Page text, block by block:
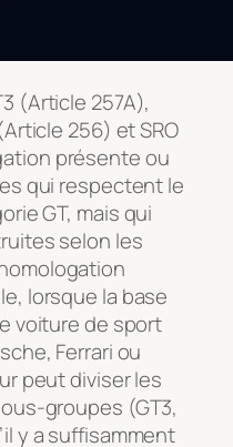
(Article 257A),
256) et SRO
présente ou
qui respectent le
GT, mais qui
selon les
lorsque la base
voiture de sport
Ferrari ou
peut diviser les
groupes (GT3,
y a suffisamment